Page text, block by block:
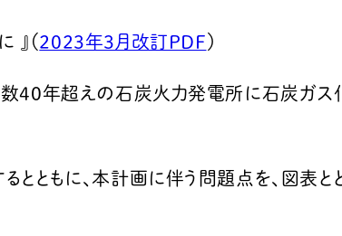
（2023年3月改訂PDF ）
40年超えの石炭火力発電所に石炭ガス
ともに、本計画に伴う問題点を、図表と